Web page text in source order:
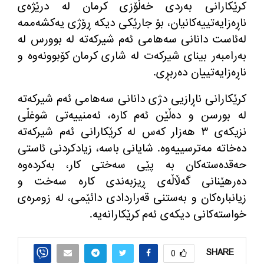
كرێكارانی به‌ردی خه‌ڵۆزی كرمان له‌ درێژه‌ی
ناڕه‌زایه‌تییه‌كانیان، بۆ جارێكی دیكه‌ ڕۆژی یه‌كشه‌ممه‌
له‌ئاست دانانی سه‌هامی ئه‌م شیركه‌ته‌ له‌ بوورس له‌
به‌رامبه‌ر بینای شیركه‌ت له‌ شاری كرمان كۆبوونه‌وه‌ و
ناڕه‌زایه‌تییان ده‌ربڕی.
كرێكارانی ناڕازیی دژی دانانی سه‌هامی ئه‌م شیركه‌ته‌
له‌ بورسن و ده‌ڵێن ئه‌م كاره‌، ئه‌منییه‌تی شوغڵی
نزیكه‌ی ٣ هه‌زار كه‌س له‌ كرێكارانی ئه‌م شیركه‌ته‌
ده‌خاته‌ مه‌ترسییه‌وه‌. شایانی باسه‌، زیادكردنی ئاستی
حه‌قده‌سته‌كان به‌ پێی سه‌ختی كار، به‌كرده‌وه‌
ده‌رهێنانی گه‌ڵاڵه‌ی ڕیزبه‌ندی كاره‌ سه‌خت و
زیانباره‌كان و به‌ستنی قه‌راردادی دائێمی، له‌ زومره‌ی
خواسته‌كانی دیكه‌ی ئه‌م كرێكارانه‌یه‌.
SHARE
0